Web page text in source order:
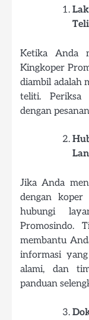
Ketika Anda
Kingkoper
diambil adalah
teliti. Periksa
dengan
Jika Anda
dengan
hubungi
Promosindo.
membantu
informasi
alami, dan
panduan